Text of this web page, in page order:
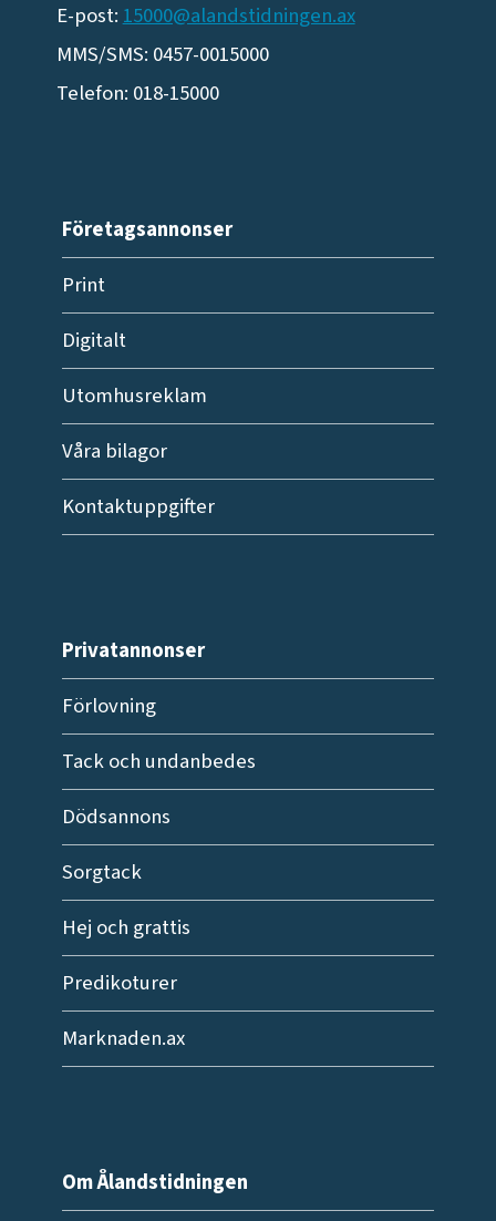
E-post:15000@alandstidningen.ax
MMS/SMS: 0457-0015000
Telefon: 018-15000
Företagsannonser
Print
Digitalt
Utomhusreklam
Våra bilagor
Kontaktuppgifter
Privatannonser
Förlovning
Tack och undanbedes
Dödsannons
Sorgtack
Hej och grattis
Predikoturer
Marknaden.ax
Om Ålandstidningen